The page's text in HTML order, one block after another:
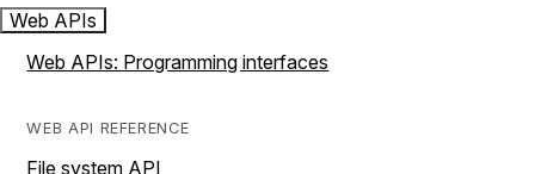
Web APIs
Web APIs: Programming interfaces
WEB API REFERENCE
File system API